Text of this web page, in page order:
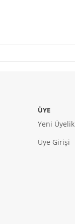
ÜYE
Yeni Üyelik
Üye Girişi